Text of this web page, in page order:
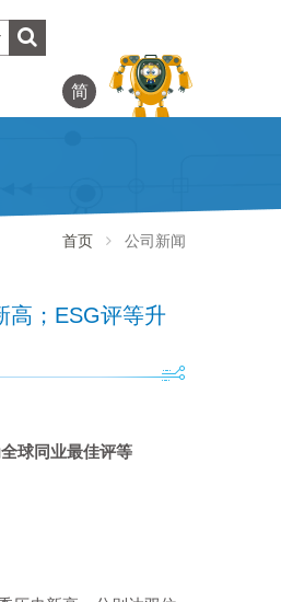
简
首页 公司新闻
高；ESG评等升
球同业最佳评等